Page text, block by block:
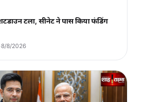
टला, सीनेट ने पास किया फंडिंग
8/8/2026